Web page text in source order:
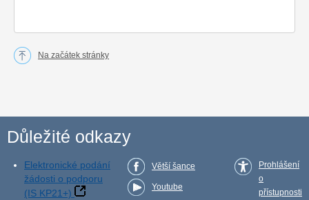
Na začátek stránky
Důležité odkazy
Elektronické podání
žádosti o podporu
(IS KP21+)
Větší šance
Youtube
Prohlášení
o
přístupnosti